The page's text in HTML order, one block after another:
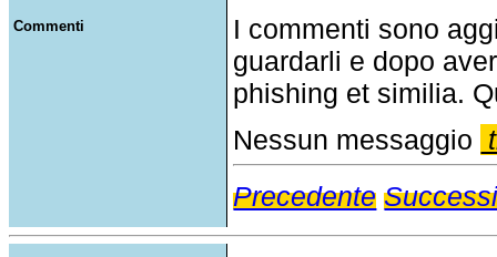
Commenti
I commenti sono
guardarli e dopo
phishing et similia.
Nessun messaggio
Precedente